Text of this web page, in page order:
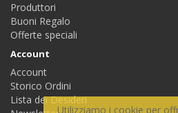
Produttori
Buoni Regalo
Offerte speciali
Account
Account
Storico Ordini
Lista dei Desideri
Utilizziamo i cookie per